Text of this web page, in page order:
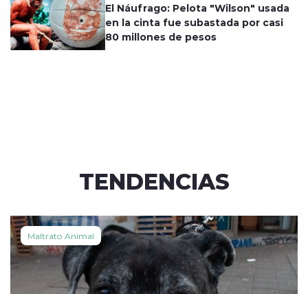
El Náufrago: Pelota "Wilson" usada
en la cinta fue subastada por casi
80 millones de pesos
TENDENCIAS
Maltrato Animal